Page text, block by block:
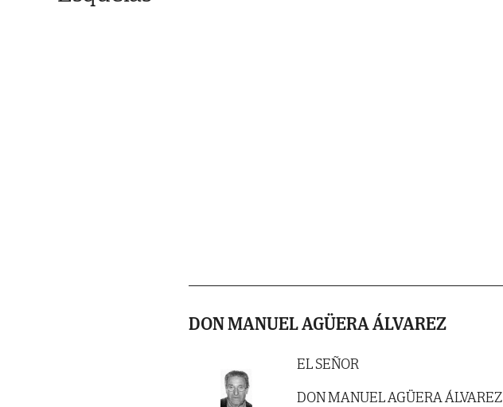
DON MANUEL AGÜERA ÁLVAREZ
EL SEÑOR
DON MANUEL AGÜERA ÁLVAREZ